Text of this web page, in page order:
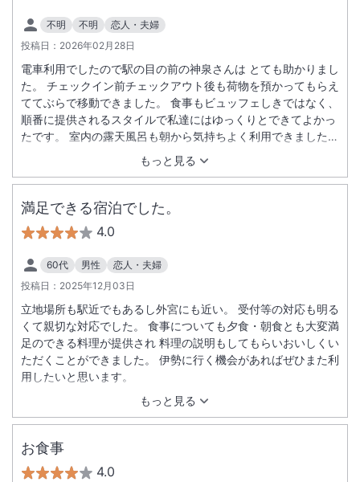
不明 不明
恋人・夫婦
投稿日： 2026年02月28日
もっと見る
電車利用でしたので駅の目の前の神泉さんは とても助かりまし
た。 チェックイン前チェックアウト後も荷物を預かってもらえ
ててぶらで移動できました。 食事もビュッフェしきではなく、
順番に提供されるスタイルで私達にはゆっくりとできてよかっ
たです。 室内の露天風呂も朝から気持ちよく利用できました。
スタッフさんもバスの利用方法などこちらのわからないことに
優しく教えてくださりました。 なかなか予約が取れないと聞き
ましたが、次回もぜひ行きたいです。 ゆっくり
満足できる宿泊でした。
4.0
60代 男性
恋人・夫婦
投稿日： 2025年12月03日
もっと見る
立地場所も駅近でもあるし外宮にも近い。 受付等の対応も明る
くて親切な対応でした。 食事についても夕食・朝食とも大変満
足のできる料理が提供され 料理の説明もしてもらいおいしくい
ただくことができました。 伊勢に行く機会があればぜひまた利
用したいと思います。
お食事
4.0